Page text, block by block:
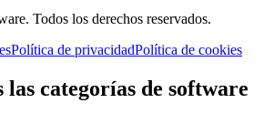
Todos los derechos reservados.
Política de privacidadPolítica de cookies
categorías de software